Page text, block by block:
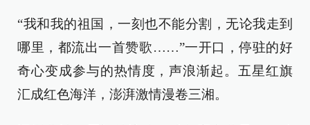
“我和我的祖国，一刻也不能分割，无论我走到
哪里，都流出一首赞歌……”一开口，停驻的好
奇心变成参与的热情度，声浪渐起。五星红旗
汇成红色海洋，澎湃激情漫卷三湘。